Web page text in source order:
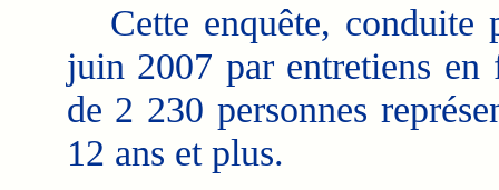
Cette enquête, conduite
juin 2007 par entretiens en
de 2 230 personnes
12 ans et plus.